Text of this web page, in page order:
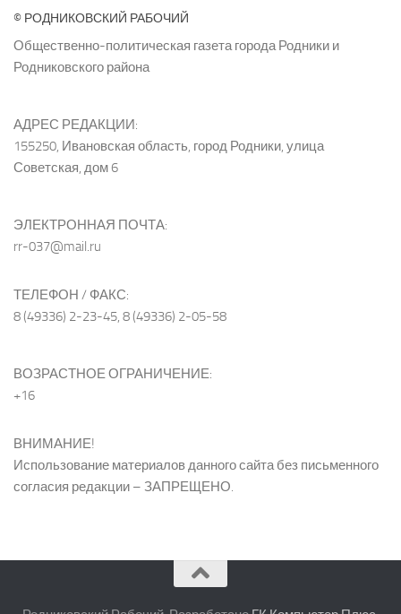
© РОДНИКОВСКИЙ РАБОЧИЙ
Общественно-политическая газета города Родники и
Родниковского района
АДРЕС РЕДАКЦИИ:
155250, Ивановская область, город Родники, улица
Советская, дом 6
ЭЛЕКТРОННАЯ ПОЧТА:
rr-037@mail.ru
ТЕЛЕФОН / ФАКС:
8 (49336) 2-23-45, 8 (49336) 2-05-58
ВОЗРАСТНОЕ ОГРАНИЧЕНИЕ:
+16
ВНИМАНИЕ!
Использование материалов данного сайта без письменного
согласия редакции – ЗАПРЕЩЕНО.